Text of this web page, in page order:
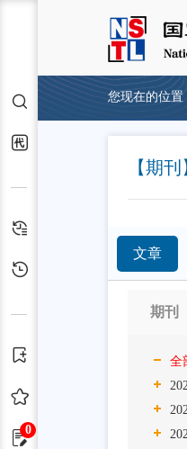
0
您现在的位置
【期刊
文章
期刊
全